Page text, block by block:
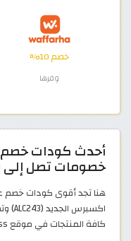
خصم 10%
وفرها
خصومات تصل إلى 50% (ALC243)
كافة المنتجات في موقع AliExpress السعودية.